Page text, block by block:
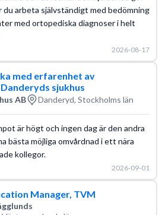
du arbeta självständigt med bedömning
med ortopediska diagnoser i helt
2026-08-17
med erfarenhet av
sjukhus
AB Danderyd, Stockholms län
är högt och ingen dag är den andra
bästa möjliga omvårdnad i ett nära
kollegor.
2026-09-01
Manager, TVM